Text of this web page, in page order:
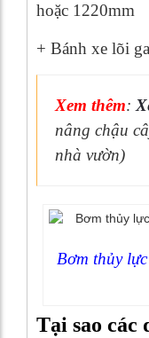
hoặc 1220mm
+ Bánh xe lõi
Xem thêm:
nâng chậu
nhà vườn)
Bơm thủy
Tại sao các